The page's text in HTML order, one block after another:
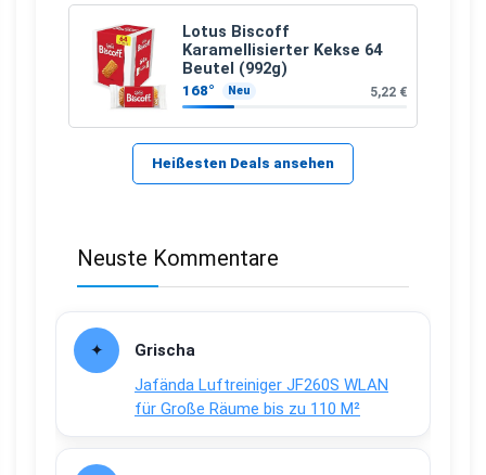
Lotus Biscoff
Karamellisierter Kekse 64
Beutel (992g)
168° Neu 5,22 €
Heißesten Deals ansehen
Neuste Kommentare
Grischa
Jafända Luftreiniger JF260S WLAN
für Große Räume bis zu 110 M²